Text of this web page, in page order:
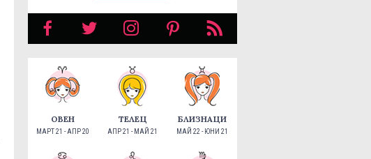
ОВЕН
МАРТ 21 - АПР 20
ТЕЛЕЦ
АПР 21 - МАЙ 21
БЛИЗНАЦИ
МАЙ 22 - ЮНИ 21